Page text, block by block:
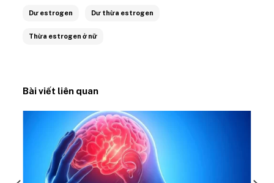
Dư estrogen Dư thừa estrogen
Thừa estrogen ở nữ
Bài viết liên quan